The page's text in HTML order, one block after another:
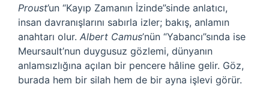
Proust’un “Kayıp Zamanın İzinde”sinde anlatıcı,
insan davranışlarını sabırla izler; bakış, anlamın
anahtarı olur. Albert Camus’nün “Yabancı”sında ise
Meursault’nun duygusuz gözlemi, dünyanın
anlamsızlığına açılan bir pencere hâline gelir. Göz,
burada hem bir silah hem de bir ayna işlevi görür.